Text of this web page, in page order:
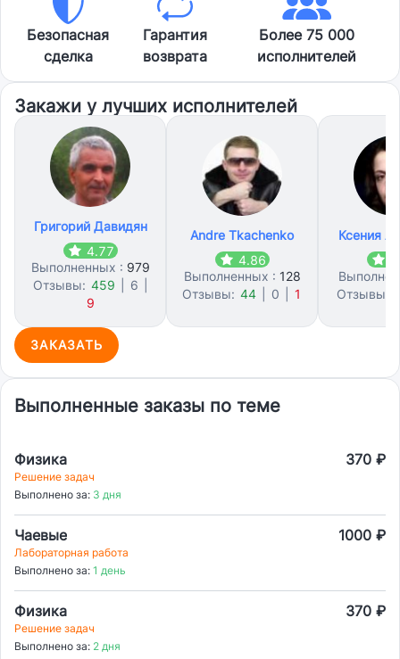
Безопасная
сделка
Гарантия
возврата
Более 75 000
исполнителей
Закажи у лучших исполнителей
Григорий Давидян
4.77
Выполненных : 979
Отзывы: 459 6
9
Andre Tkachenko
4.86
Выполненных : 128
Отзывы: 44 0 1
Ксения
Отзывы:
ЗАКАЗАТЬ
Выполненные заказы по теме
Физика 370 ₽
Решение задач
Выполнено за: 3 дня
Чаевые 1000 ₽
Лабораторная работа
Выполнено за: 1 день
Физика 370 ₽
Решение задач
Выполнено за: 2 дня